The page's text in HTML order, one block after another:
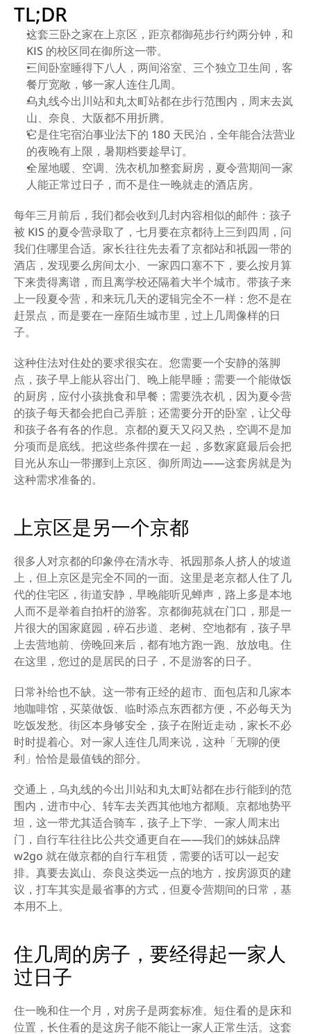
TL;DR
这套三卧之家在上京区，距京都御苑步行约两分钟，和
KIS 的校区同在御所这一带。
三间卧室睡得下八人，两间浴室、三个独立卫生间，客
餐厅宽敞，够一家人连住几周。
乌丸线今出川站和丸太町站都在步行范围内，周末去岚
山、奈良、大阪都不用折腾。
它是住宅宿泊事业法下的 180 天民泊，全年能合法营业
的夜晚有上限，暑期档要趁早订。
全屋地暖、空调、洗衣机加整套厨房，夏令营期间一家
人能正常过日子，而不是住一晚就走的酒店房。
每年三月前后，我们都会收到几封内容相似的邮件：孩子
被 KIS 的夏令营录取了，七月要在京都待上三到四周，问
我们住哪里合适。家长往往先去看了京都站和祇园一带的
酒店，发现要么房间太小、一家四口塞不下，要么按月算
下来贵得离谱，而且离学校还隔着大半个城市。带孩子来
上一段夏令营，和来玩几天的逻辑完全不一样：您不是在
赶景点，而是要在一座陌生城市里，过上几周像样的日
子。
这种住法对住处的要求很实在。您需要一个安静的落脚
点，孩子早上能从容出门、晚上能早睡；需要一个能做饭
的厨房，应付小孩挑食和早餐；需要洗衣机，因为夏令营
的孩子每天都会把自己弄脏；还需要分开的卧室，让父母
和孩子各有各的作息。京都的夏天又闷又热，空调不是加
分项而是底线。把这些条件摆在一起，多数家庭最后会把
目光从东山一带挪到上京区、御所周边——这套房就是为
这种需求准备的。
上京区是另一个京都
很多人对京都的印象停在清水寺、祇园那条人挤人的坡道
上，但上京区是完全不同的一面。这里是老京都人住了几
代的住宅区，街道安静，早晚能听见蝉声，路上多是本地
人而不是举着自拍杆的游客。京都御苑就在门口，那是一
片很大的国家庭园，碎石步道、老树、空地都有，孩子早
上去营地前、傍晚回来后，都有地方跑一跑、放放电。住
在这里，您过的是居民的日子，不是游客的日子。
日常补给也不缺。这一带有正经的超市、面包店和几家本
地咖啡馆，买菜做饭、临时添点东西都方便，不必每天为
吃饭发愁。街区本身够安全，孩子在附近走动，家长不必
时时提着心。对一家人连住几周来说，这种「无聊的便
利」恰恰是最值钱的部分。
交通上，乌丸线的今出川站和丸太町站都在步行能到的范
围内，进市中心、转车去关西其他地方都顺。京都地势平
坦，这一带尤其适合骑车，孩子上下学、一家人周末出
门，自行车往往比公共交通更自在——我们的姊妹品牌
w2go 就在做京都的自行车租赁，需要的话可以一起安
排。真要去岚山、奈良这类远一点的地方，按房源页的建
议，打车其实是最省事的方式，但夏令营期间的日常，基
本用不上。
住几周的房子，要经得起一家人
过日子
住一晚和住一个月，对房子是两套标准。短住看的是床和
位置，长住看的是这房子能不能让一家人正常生活。这套